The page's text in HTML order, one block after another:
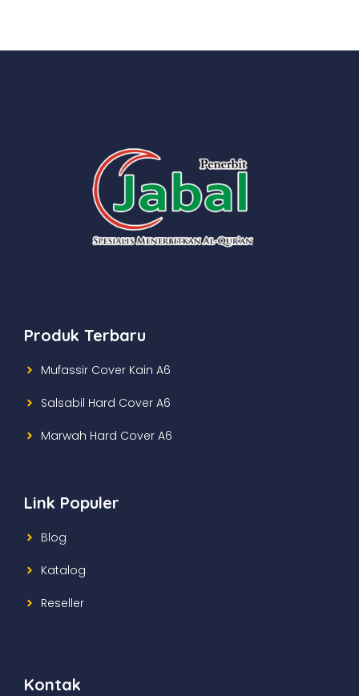
Produk Terbaru
Mufassir Cover Kain A6
Salsabil Hard Cover A6
Marwah Hard Cover A6
Link Populer
Blog
Katalog
Reseller
Kontak